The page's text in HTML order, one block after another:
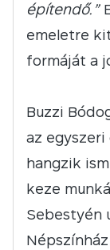
építendő.”
emeletre
formáját a
Buzzi
az egyszeri
hangzik
keze
Sebestyén